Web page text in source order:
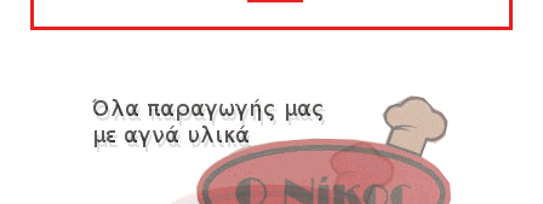
Πανιώνιος: O άξονας που «γεμίζει»
KARA TALKS
«Kara Talks» LIVE: Παρασκευή στις 21:00
August 06, 2026